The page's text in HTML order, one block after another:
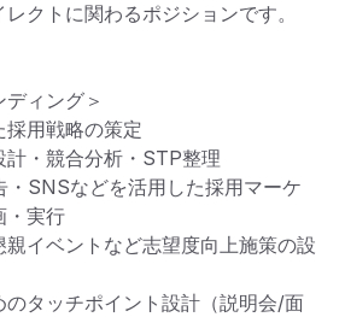
クトに関わるポジションです。
ィング＞
用戦略の策定
・競合分析・STP整理
SNSなどを活用した採用マーケ
・実行
イベントなど志望度向上施策の設
タッチポイント設計（説明会/面